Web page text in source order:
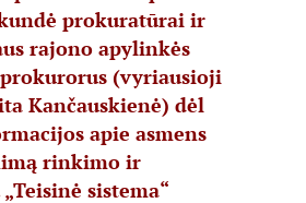
prokuratūrai ir
rajono apylinkės
(vyriausioji
Kančauskienė) dėl
apie asmens
rinkimo ir
sistema“